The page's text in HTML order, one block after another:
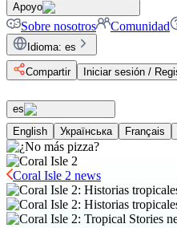
Apoyo
Sobre nosotros Comunidad
Idioma: es
Compartir
Iniciar sesión /
es
English
Українська Français
Coral Isle 2 news